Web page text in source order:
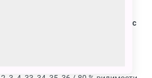
на наличие в зале мест с